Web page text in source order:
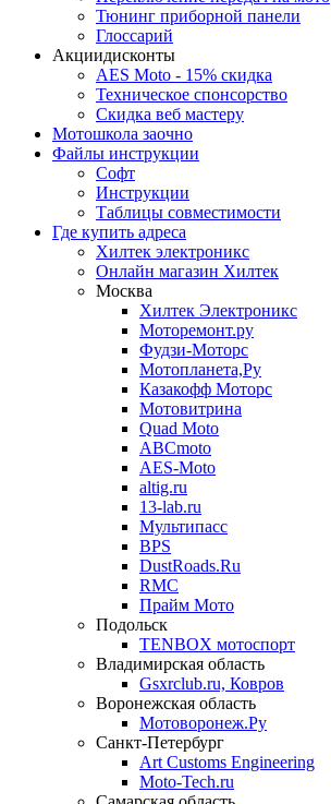
Тюнинг приборной панели
Глоссарий
Акциидисконты
AES Moto - 15% скидка
Техническое спонсорство
Скидка веб мастеру
Мотошкола заочно
Файлы инструкции
Софт
Инструкции
Таблицы совместимости
Где купить адреса
Хилтек электроникс
Онлайн магазин Хилтек
Москва
Хилтек Электроникс
Моторемонт.ру
Фудзи-Моторс
Мотопланета,Ру
Казакофф Моторс
Мотовитрина
Quad Moto
ABCmoto
AES-Moto
altig.ru
13-lab.ru
Мультипасс
BPS
DustRoads.Ru
RMC
Прайм Мото
Подольск
TENBOX мотоспорт
Владимирская область
Gsxrclub.ru, Ковров
Воронежская область
Мотоворонеж.Ру
Санкт-Петербург
Art Customs Engineering
Moto-Tech.ru